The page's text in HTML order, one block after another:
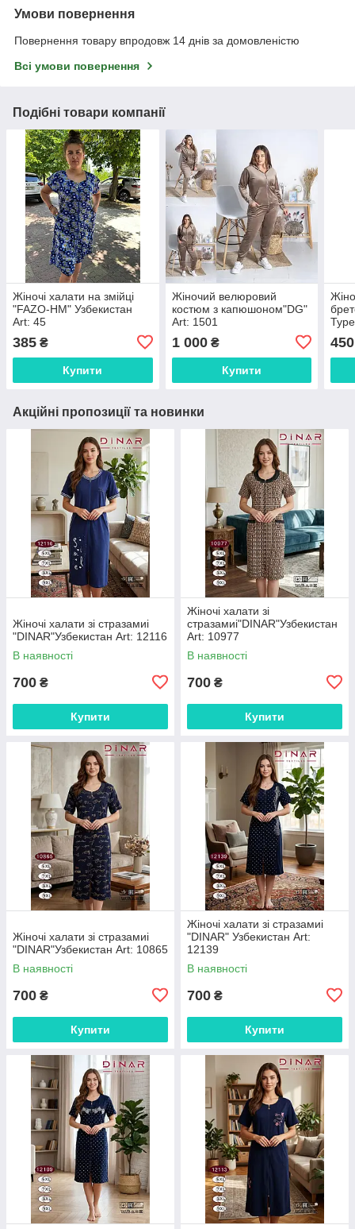
Умови повернення
Повернення товару впродовж 14 днів за домовленістю
Всі умови повернення
Подібні товари компанії
Жіночі халати на змійці
"FAZO-HM" Узбекистан
Art: 45
385 ₴
Купити
Жіночий велюровий
костюм з капюшоном"DG"
Art: 1501
1 000₴
Купити
450
Акційні пропозиції та новинки
Жіночі халати зі стразамиі
"DINAR"Узбекистан Art: 12116
В наявності
700 ₴
Купити
Жіночі халати зі
стразамиі"DINAR"Узбекистан
Art: 10977
В наявності
700 ₴
Купити
Жіночі халати зі стразамиі
"DINAR"Узбекистан Art: 10865
В наявності
700 ₴
Купити
Жіночі халати зі стразамиі
"DINAR" Узбекистан Art:
12139
В наявності
700 ₴
Купити